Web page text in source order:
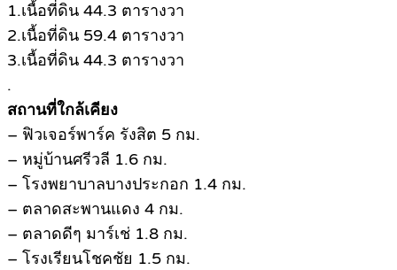
1.เนื้อที่ดิน 44.3 ตารางวา
2.เนื้อที่ดิน 59.4 ตารางวา
3.เนื้อที่ดิน 44.3 ตารางวา
.
สถานที่ใกล้เคียง
– ฟิวเจอร์พาร์ค รังสิต 5 กม.
– หมู่บ้านศรีวลี 1.6 กม.
– โรงพยาบาลบางประกอก 1.4 กม.
– ตลาดสะพานแดง 4 กม.
– ตลาดดีๆ มาร์เช่ 1.8 กม.
– โรงเรียนโชคชัย 1.5 กม.